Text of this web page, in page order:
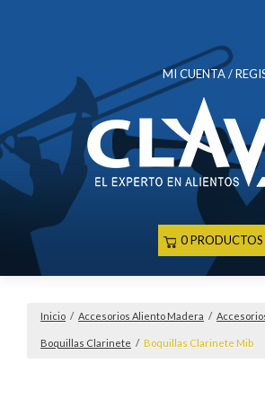
MI CUENTA /
0 PRODUCTOS
Inicio / Accesorios Aliento Madera /
Boquillas Clarinete / Boquillas Clarinete Mib